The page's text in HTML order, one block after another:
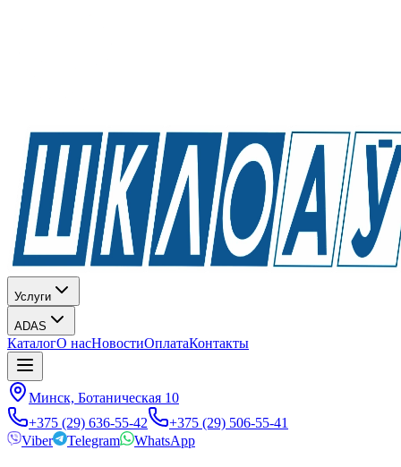
Услуги
ADAS
КаталогО насНовостиОплатаКонтакты
Минск, Ботаническая 10
+375 (29) 636-55-42
+375 (29) 506-55-41
Viber
Telegram WhatsApp